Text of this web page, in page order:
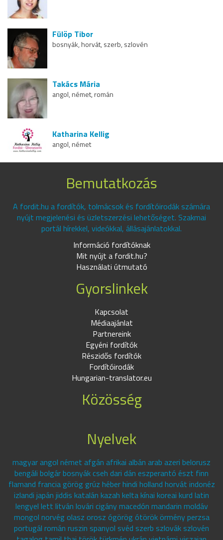
Fülöp Tibor
bosnyák, horvát, szerb, szlovén
Takács Mária
angol, német, román
Katharina Kellig
angol, német
Bemutatkozás
A fordit.hu a fordítók, tolmácsok és fordítóirodák számára
nyújt megjelenési és üzletszerzési lehetőséget. Szakmai
portál hírekkel, videókkal, állásajánlatokkal.
Információ fordítóknak
Mit nyújt a fordit.hu?
Használati útmutató
Gyorslinkek
Kapcsolat
Médiaajánlat
Partnereink
Egyéni fordítók
Részidős fordítók
Fordítóirodák
Hungarian-translator.eu
Közösség
Nyelvek
magyar angol német afgán afrikai albán arab azeri belorusz
bengáli bolgár bosnyák cseh dari dán eszperantó észt finn
flamand francia görög grúz héber hindi holland horvát indonéz
izlandi japán jiddis katalán kazah kelta kínai koreai kurd latin
lengyel lett litván lovári cigány macedón mandarin moldáv
mongol norvég olasz orosz ógörög ótörök örmény perzsa
portugál román ruszin spanyol svéd szerb szlovák szlovén